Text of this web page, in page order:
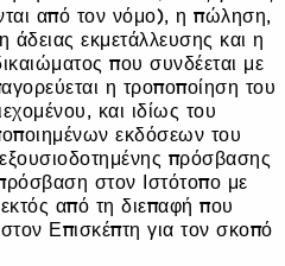
από τον νόμο), η πώληση,
εκμετάλλευσης και η
που συνδέεται με
η τροποποίηση του
και ιδίως του
εκδόσεων του
πρόσβασης
στον Ιστότοπο με
από τη διεπαφή που
Επισκέπτη για τον σκοπό